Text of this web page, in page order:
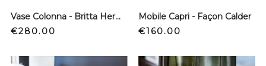
Vase Colonna - Britta Hermann
Price
€280.00
Mobile Capri - Façon Calder
Price
€160.00